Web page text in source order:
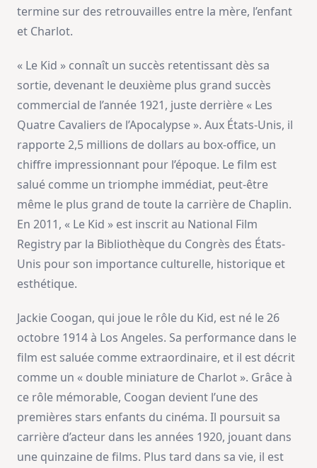
termine sur des retrouvailles entre la mère, l’enfant
et Charlot.
« Le Kid » connaît un succès retentissant dès sa
sortie, devenant le deuxième plus grand succès
commercial de l’année 1921, juste derrière « Les
Quatre Cavaliers de l’Apocalypse ». Aux États-Unis, il
rapporte 2,5 millions de dollars au box-office, un
chiffre impressionnant pour l’époque. Le film est
salué comme un triomphe immédiat, peut-être
même le plus grand de toute la carrière de Chaplin.
En 2011, « Le Kid » est inscrit au National Film
Registry par la Bibliothèque du Congrès des États-
Unis pour son importance culturelle, historique et
esthétique.
Jackie Coogan, qui joue le rôle du Kid, est né le 26
octobre 1914 à Los Angeles. Sa performance dans le
film est saluée comme extraordinaire, et il est décrit
comme un « double miniature de Charlot ». Grâce à
ce rôle mémorable, Coogan devient l’une des
premières stars enfants du cinéma. Il poursuit sa
carrière d’acteur dans les années 1920, jouant dans
une quinzaine de films. Plus tard dans sa vie, il est